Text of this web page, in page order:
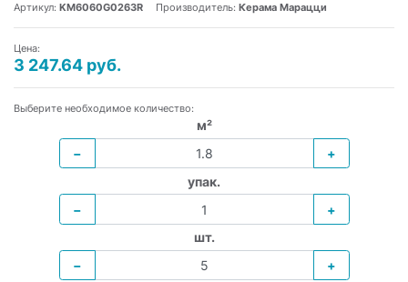
Артикул: KM6060G0263R Производитель: Керама Марацци
Цена:
3 247.64 руб.
Выберите необходимое количество:
м²
−
+
упак.
−
+
шт.
−
+